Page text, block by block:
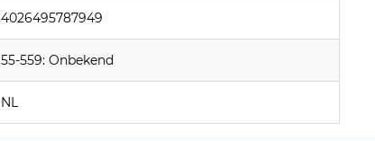
4026495787949
55-559: Onbekend
NL